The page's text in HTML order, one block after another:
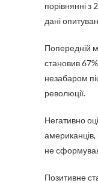
порівнянні з
дані
Попередній
становив
незабаром
революції.
Негативно
не
Позитивне